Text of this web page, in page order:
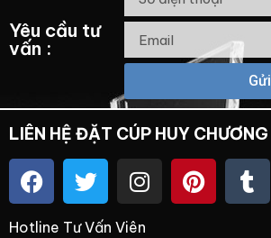
Yêu cầu tư
vấn :
Gửi
LIÊN HỆ ĐẶT CÚP HUY CHƯƠNG
Hotline Tư Vấn Viên